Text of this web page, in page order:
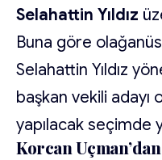
Selahattin Yıldız
Buna göre
Selahattin Yıldız
başkan vekili adayı
yapılacak seçimde
Korcan